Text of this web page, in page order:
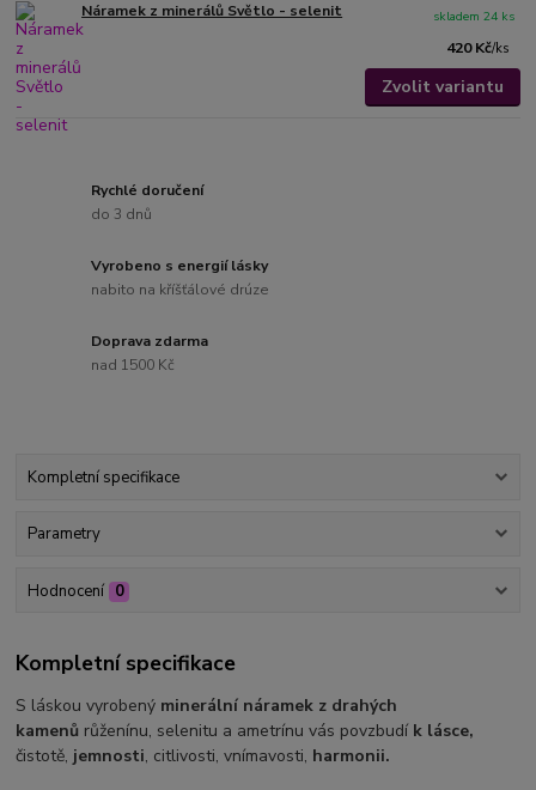
Náramek z minerálů Světlo - selenit
420 Kč/ks
skladem 24 ks
Zvolit variantu
Rychlé doručení
do 3 dnů
Vyrobeno s energií lásky
nabito na kříšťálové drúze
Doprava zdarma
nad 1500 Kč
Kompletní specifikace
Parametry
Hodnocení 0
Kompletní specifikace
S láskou vyrobený minerální náramek z drahých
kamenů růženínu, selenitu a ametrínu vás povzbudí k lásce,
čistotě, jemnosti, citlivosti, vnímavosti, harmonii.